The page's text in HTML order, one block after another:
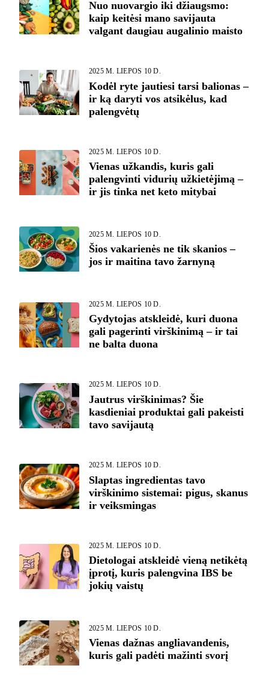
Nuo nuovargio iki džiaugsmo:
kaip keitėsi mano savijauta
valgant daugiau augalinio maisto
2025 M. LIEPOS 10 D.
Kodėl ryte jautiesi tarsi balionas –
ir ką daryti vos atsikėlus, kad
palengvėtų
2025 M. LIEPOS 10 D.
Vienas užkandis, kuris gali
palengvinti vidurių užkietėjimą –
ir jis tinka net keto mitybai
2025 M. LIEPOS 10 D.
Šios vakarienės ne tik skanios –
jos ir maitina tavo žarnyną
2025 M. LIEPOS 10 D.
Gydytojas atskleidė, kuri duona
gali pagerinti virškinimą – ir tai
ne balta duona
2025 M. LIEPOS 10 D.
Jautrus virškinimas? Šie
kasdieniai produktai gali pakeisti
tavo savijautą
2025 M. LIEPOS 10 D.
Slaptas ingredientas tavo
virškinimo sistemai: pigus, skanus
ir veiksmingas
2025 M. LIEPOS 10 D.
Dietologai atskleidė vieną netikėtą
įprotį, kuris palengvina IBS be
jokių vaistų
2025 M. LIEPOS 10 D.
Vienas dažnas angliavandenis,
kuris gali padėti mažinti svorį